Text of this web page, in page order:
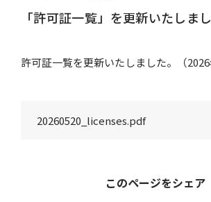
「許可証一覧」を更新いたしま
許可証一覧を更新いたしました。（2026
20260520_licenses.pdf
このページをシェア